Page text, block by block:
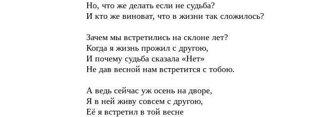
Но, что же делать если не судьба?
И кто же виноват, что в жизни так сложилось?
Зачем мы встретились на склоне лет?
Когда я жизнь прожил с другою,
И почему судьба сказала «Нет»
Не дав весной нам встретится с тобою.
А ведь сейчас уж осень на дворе,
Я в ней живу совсем с другою,
Её я встретил в той весне